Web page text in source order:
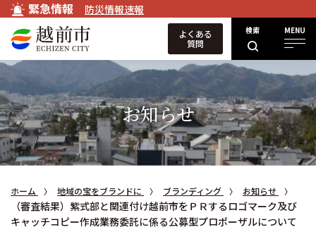
緊急情報 防災情報速報
検索 MENU
よくある
質問
お知らせ
ホーム 地域の宝をブランドに ブランディング お知らせ
（審査結果）紫式部と関連付け越前市をＰＲするロゴマーク及び
キャッチコピー作成業務委託に係る公募型プロポーザルについて